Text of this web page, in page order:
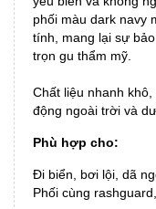
phối màu dark navy
tính, mang lại sự
trọn gu thẩm mỹ.
Chất liệu nhanh
động ngoài trời và
Phù hợp cho:
Đi biển, bơi lội, dã
Phối cùng